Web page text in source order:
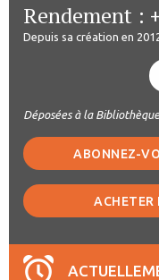
Rendement :
Depuis sa création en
Déposées à la
ABONNEZ-
ACHETER